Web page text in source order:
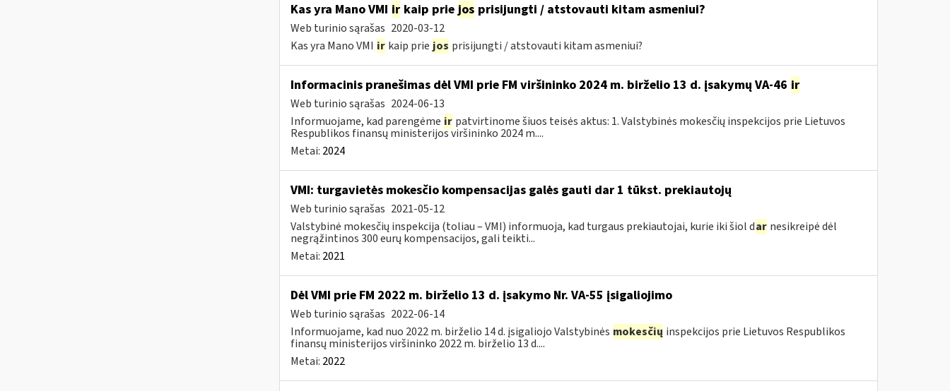
Kas yra Mano VMI irkaip priejos prisijungti / atstovauti kitam asmeniui?
Web turinio sąrašas 2020-03-12
Kas yra Mano VMI ir kaip prie jos prisijungti / atstovauti kitam asmeniui?
Informacinis pranešimas dėl VMI prie FM viršininko 2024 m. birželio 13 d. įsakymų VA-46 ir
Web turinio sąrašas 2024-06-13
Informuojame, kad parengėme ir patvirtinome šiuos teisės aktus: 1. Valstybinės mokesčių inspekcijos prie Lietuvos
Respublikos finansų ministerijos viršininko 2024 m....
Metai: 2024
VMI: turgavietės mokesčio kompensacijas galės gauti dar 1 tūkst. prekiautojų
Web turinio sąrašas 2021-05-12
Valstybinė mokesčių inspekcija (toliau – VMI) informuoja, kad turgaus prekiautojai, kurie iki šiol dar nesikreipė dėl
negrąžintinos 300 eurų kompensacijos, gali teikti...
Metai: 2021
Dėl VMI prie FM 2022 m. birželio 13 d. įsakymo Nr. VA-55 įsigaliojimo
Web turinio sąrašas 2022-06-14
Informuojame, kad nuo 2022 m. birželio 14 d. įsigaliojo Valstybinės mokesčių inspekcijos prie Lietuvos Respublikos
finansų ministerijos viršininko 2022 m. birželio 13 d....
Metai: 2022